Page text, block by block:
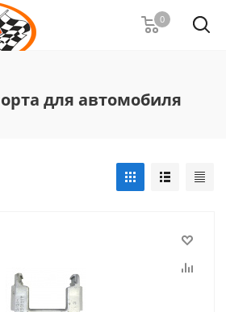
0
для автомобиля